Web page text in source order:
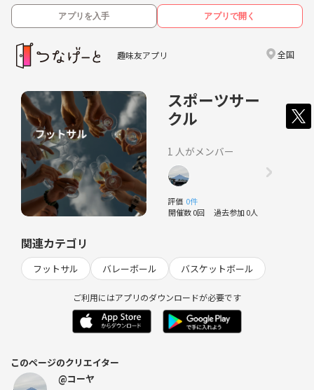
アプリを入手 アプリで開く
趣味友アプリ 全国
スポーツサー
クル
1 人がメンバー
評価 0件
開催数 0回 過去参加 0人
関連カテゴリ
フットサル バレーボール バスケットボール
ご利用にはアプリのダウンロードが必要です
このページのクリエイター
@コーヤ